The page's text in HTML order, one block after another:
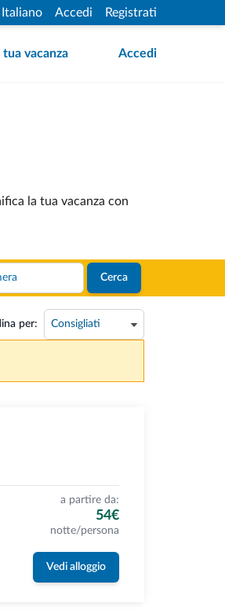
Italiano Accedi Registrati
tua vacanza Accedi
la tua vacanza con
1 camera Cerca
per:
a partire da:
54€
notte/persona
Vedi alloggio